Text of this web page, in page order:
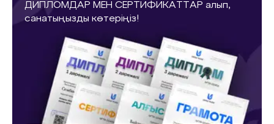
ДИПЛОМДАР МЕН СЕРТИФИКАТТАР алып,
санатыңызды көтеріңіз!